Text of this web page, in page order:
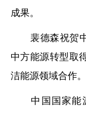
成果。
裴德森祝贺中
中方能源转型取
洁能源领域合作。
中国 国家能